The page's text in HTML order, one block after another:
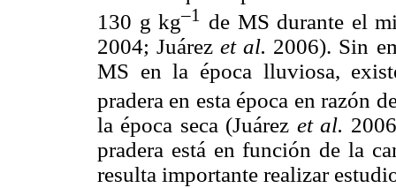
130 g kg–1
de MS durante el
2004; Juárezet al. 2006). Sin
MS en la época lluviosa,
pradera en esta época en razón
la época seca (Juárez et al.
pradera está en función de la
resulta importante realizar